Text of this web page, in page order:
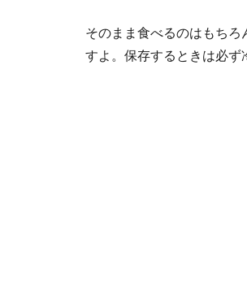
そのまま食べるのはもち
すよ。保存するときは必ず